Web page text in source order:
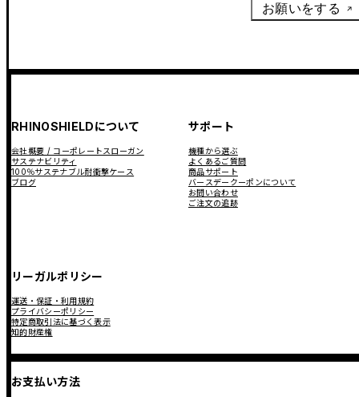
お願いをする
RHINOSHIELDについて
会社概要 / コーポレートスローガン
サステナビリティ
100％サステナブル耐衝撃ケース
ブログ
サポート
機種から選ぶ
よくあるご質問
商品サポート
バースデークーポンについて
お問い合わせ
ご注文の追跡
リーガルポリシー
運送・保証・利用規約
プライバシーポリシー
特定商取引法に基づく表示
知的財産権
お支払い方法